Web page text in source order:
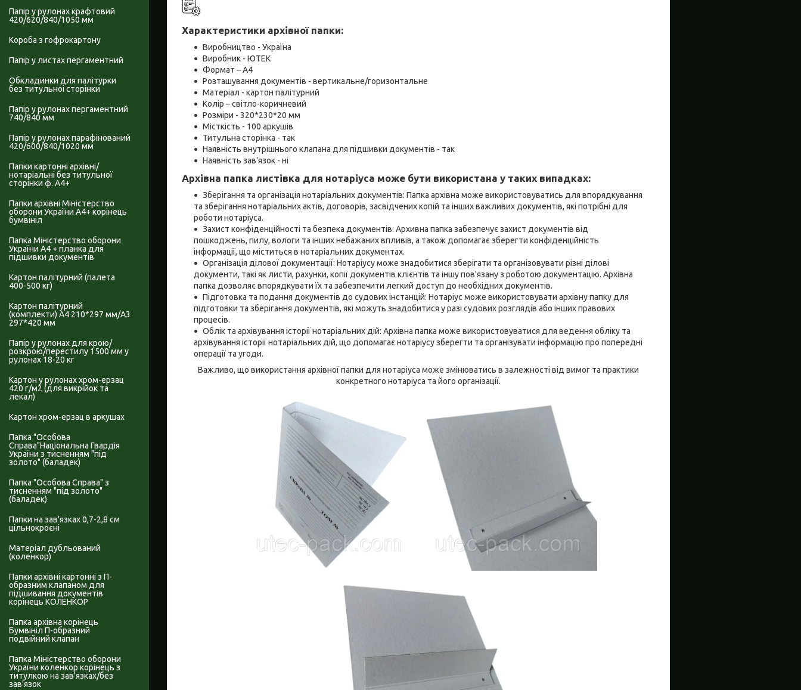
Характеристики архівної папки:
Виробництво - Україна
Виробник - ЮТЕК
Формат – А4
Розташування документів - вертикальне/горизонтальне
Матеріал - картон палітурний
Колір – світло-коричневий
Розміри - 320*230*20 мм
Місткість - 100 аркушів
Титульна сторінка - так
Наявність внутрішнього клапана для підшивки документів - так
Наявність зав'язок - ні
Архівна папка листівка для нотаріуса може бути використана у таких випадках:
Зберігання та організація нотаріальних документів: Папка архівна може використовуватись для впорядкування
та зберігання нотаріальних актів, договорів, засвідчених копій та інших важливих документів, які потрібні для
роботи нотаріуса.
Захист конфіденційності та безпека документів: Архивна папка забезпечує захист документів від
пошкоджень, пилу, вологи та інших небажаних впливів, а також допомагає зберегти конфіденційність
інформації, що міститься в нотаріальних документах.
Організація ділової документації: Нотаріусу може знадобитися зберігати та організовувати різні ділові
документи, такі як листи, рахунки, копії документів клієнтів та іншу пов'язану з роботою документацію. Архівна
папка дозволяє впорядкувати їх та забезпечити легкий доступ до необхідних документів.
Підготовка та подання документів до судових інстанцій: Нотаріус може використовувати архівну папку для
підготовки та зберігання документів, які можуть знадобитися у разі судових розглядів або інших правових
процесів.
Облік та архівування історії нотаріальних дій: Архівна папка може використовуватися для ведення обліку та
архівування історії нотаріальних дій, що допомагає нотаріусу зберегти та організувати інформацію про попередні
операції та угоди.
Важливо, що використання архівної папки для нотаріуса може змінюватись в залежності від вимог та практики
конкретного нотаріуса та його організації.
Папір у рулонах крафтовий
420/620/840/1050 мм
Короба з гофрокартону
Папір у листах пергаментний
Обкладинки для палітурки
без титульноі сторінки
Папір у рулонах пергаментний
740/840 мм
Папір у рулонах парафінований
420/600/840/1020 мм
Папки картонні архівні/
нотаріальні без титульної
сторінки ф. А4+
Папки архівні Міністерство
оборони України А4+ корінець
бумвініл
Папка Міністерство оборони
України А4 + планка для
підшивки документів
Картон палітурний (палета
400-500 кг)
Картон палітурний
(комплекти) А4 210*297 мм/А3
297*420 мм
Папір у рулонах для крою/
розкрою/перестилу 1500 мм у
рулонах 18-20 кг
Картон у рулонах хром-ерзац
420 г/м2 (для викрійок та
лекал)
Картон хром-ерзац в аркушах
Папка "Особова
Справа"Національна Гвардія
України з тисненням "під
золото" (баладек)
Папка "Особова Справа" з
тисненням "під золото"
(баладек)
Папки на зав'язках 0,7-2,8 см
цільнокроєні
Матеріал дубльований
(коленкор)
Папки архівні картонні з П-
образним клапаном для
підшивання документів
корінець КОЛЕНКОР
Папка архівна корінець
Бумвініл П-образний
подвійний клапан
Папка Міністерство оборони
України коленкор корінець з
титулкою на зав'язках/без
зав'язок